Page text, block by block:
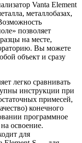
Vanta Element
металлобазах,
позволяет
на месте,
Вы можете
объект и сразу
легко сравнивать
инструкции при
примесей,
конечного
программное
освоение.
для